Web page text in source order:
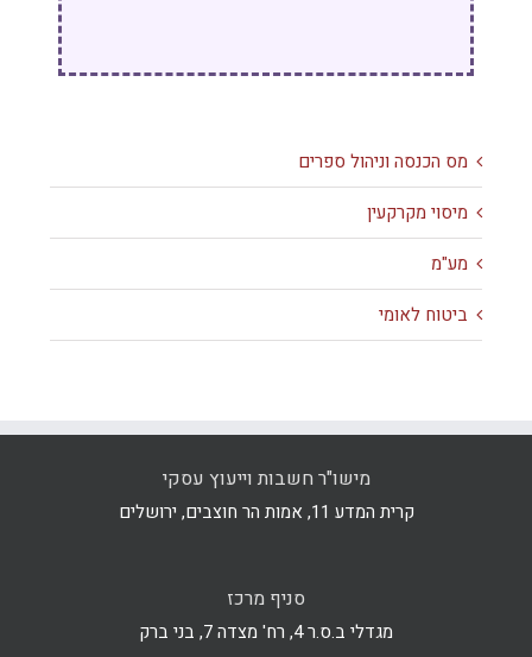
מס הכנסה וניהול ספרים
מיסוי מקרקעין
מע"מ
ביטוח לאומי
מישו"ר חשבות וייעוץ עסקי
קרית המדע 11, אמות הר חוצבים, ירושלים
סניף מרכז
מגדלי ב.ס.ר 4, רח' מצדה 7, בני ברק